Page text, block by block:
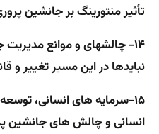
تأثیر منتورینگ بر جانشین
۱۴- چالشهای و موانع مدیریت
نبایدها در این مسیر تغییر و
۱۵-سرمایه های انسانی،
انسانی وچالش های جانشین